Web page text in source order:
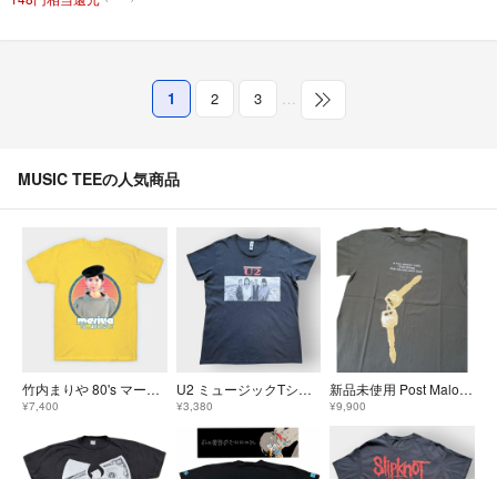
1 2 3 …
MUSIC TEEの人気商品
竹内まりや 80's マージービートTシャツ
¥7,400
U2 ミュージックTシャツ 半袖 フォトプリント ブラック XL GILDAN
¥3,380
新品未使用 Post Malone ポストマローン Tシャツ オリーブ Lサイズ
¥9,900